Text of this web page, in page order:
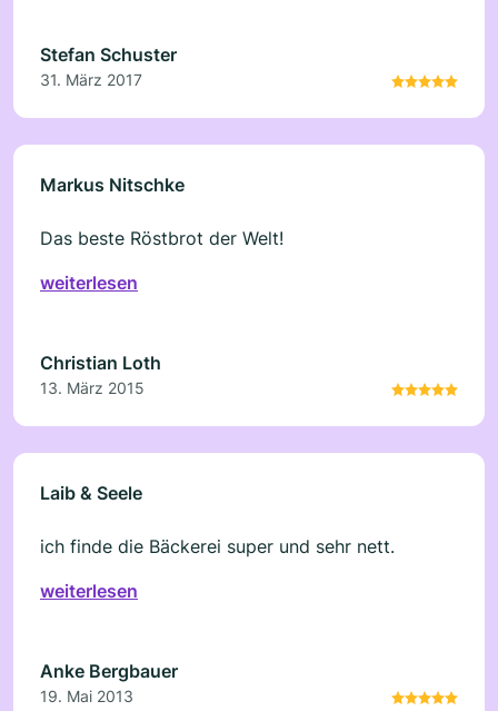
Stefan Schuster
31. März 2017
Markus Nitschke
Das beste Röstbrot der Welt!
weiterlesen
Christian Loth
13. März 2015
Laib & Seele
ich finde die Bäckerei super und sehr nett.
weiterlesen
Anke Bergbauer
19. Mai 2013